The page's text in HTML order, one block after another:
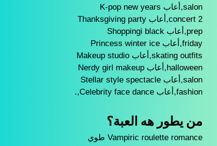
salon,أعاب K-pop new years
concert 2,أعاب Thanksgiving party
prep,أعاب Shoppingi black
friday,أعاب Princess winter ice
skating outfits,أعاب Makeup studio
halloween,أعاب Nerdy girl makeup
salon,أعاب Stellar style spectacle
fashion,أعاب Celebrity face dance,.
من يطور هه العبة؟
Vampiric roulette romance طوي